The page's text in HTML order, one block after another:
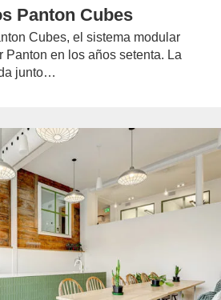
Panton Cubes
Cubes, el sistema modular
Panton en los años setenta. La
junto…